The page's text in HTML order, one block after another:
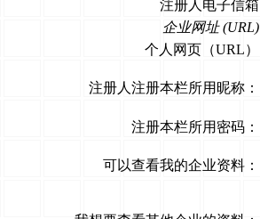
注册人电子信箱
企业网址 (URL)
个人网页（URL）
注册人注册本栏所用昵称：
注册本栏所用密码：
可以查看我的企业资料：